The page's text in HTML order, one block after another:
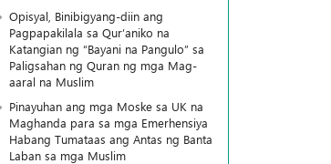
Opisyal, Binibigyang-diin ang
Pagpapakilala sa Qur’aniko na
Katangian ng “Bayani na Pangulo” sa
Paligsahan ng Quran ng mga Mag-
aaral na Muslim
Pinayuhan ang mga Moske sa UK na
Maghanda para sa mga Emerhensiya
Habang Tumataas ang Antas ng Banta
Laban sa mga Muslim